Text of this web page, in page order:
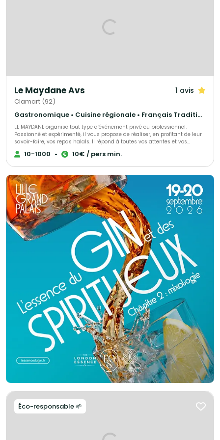
Le Maydane Avs 1 avis
Clamart (92)
Gastronomique • Cuisine régionale • Français Traditionnel
LE MAYDANE organise tout type d’événement privé ou professionnel.
Passionné et expérimenté, il vous propose de réaliser, en profitant de leur
savoir-faire, vos repas halals. Il répond à toutes vos attentes et vos
exigences, proposant une cuisine française à base de produits frais. Venez
les découvrir, directement dans leur restaurant.
10-1000 • 10€ / pers min.
Éco-responsable 🌱